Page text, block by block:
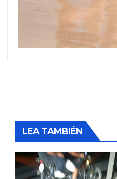
LEA TAMBIÉN